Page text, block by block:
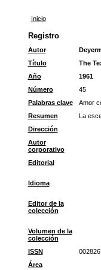
Inicio
Registro
Autor
Título
The
Año
1961
Número
45
Palabras clave
Amor
Resumen
La
Dirección
Autor
corporativo
Editorial
Idioma
Editor de la
colección
Volumen de la
colección
ISSN
Área